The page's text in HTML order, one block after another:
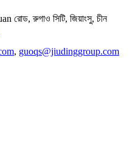
রুগাও সিটি, জিয়াংসু, চীন
, guoqs@jiudinggroup.com